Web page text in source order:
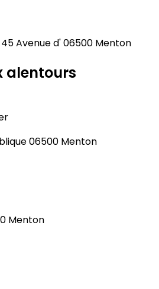
Avenue d' 06500 Menton
alentours
06500 Menton
Menton